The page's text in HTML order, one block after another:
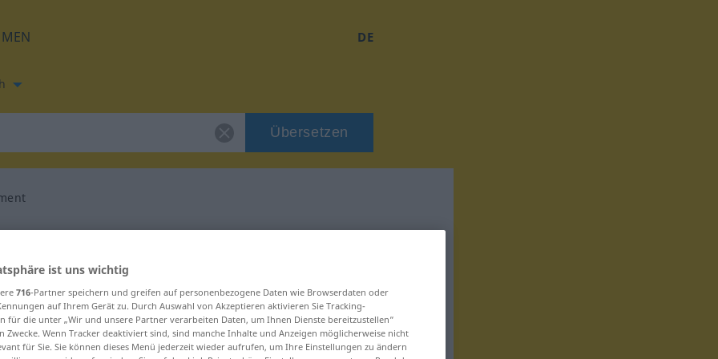
DE
Übersetzen
für "radicalement"
ist uns wichtig
716-Partner speichern und greifen auf personenbezogene Daten wie Browserdaten oder
auf Ihrem Gerät zu. Durch Auswahl von Akzeptieren aktivieren Sie Tracking-
für die unter „Wir und unsere Partner verarbeiten Daten, um Ihnen Dienste bereitzustellen“
Zwecke. Wenn Tracker deaktiviert sind, sind manche Inhalte und Anzeigen möglicherweise nicht
für Sie. Sie können dieses Menü jederzeit wieder aufrufen, um Ihre Einstellungen zu ändern